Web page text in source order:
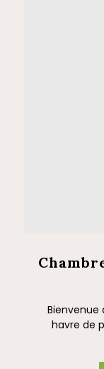
Bienvenue
havre de